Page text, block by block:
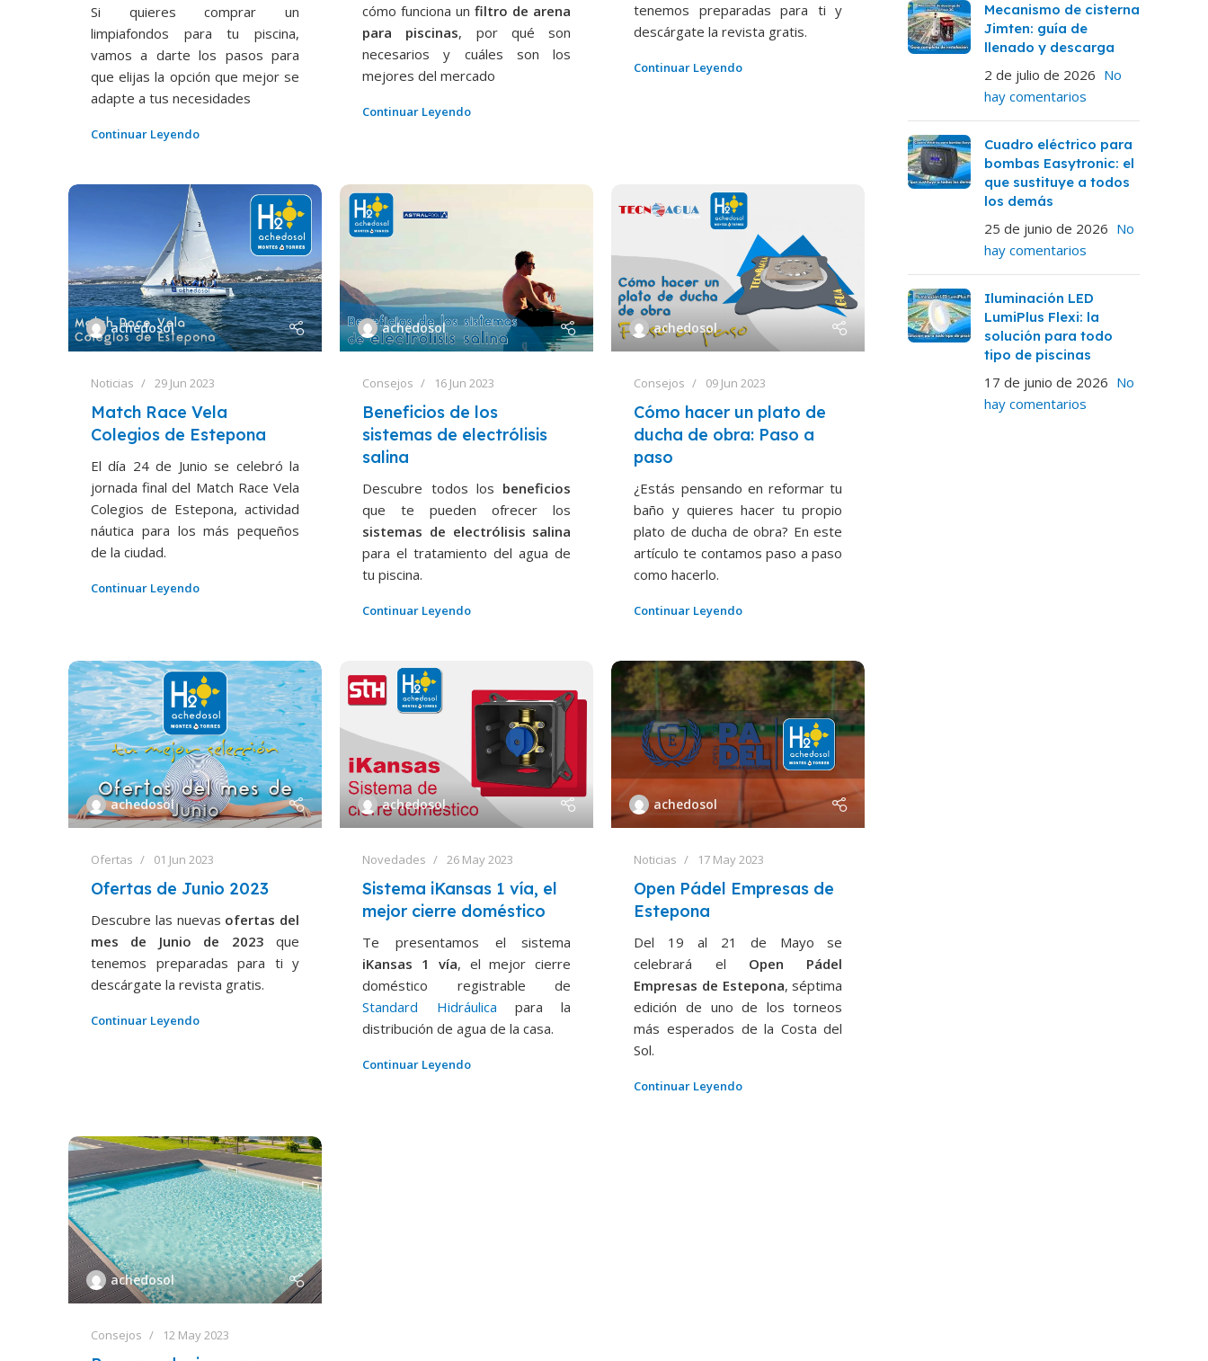
Si quieres comprar un
limpiafondos para tu piscina,
vamos a darte los pasos para
que elijas la opción que mejor se
adapte a tus necesidades
Continuar Leyendo
cómo funciona unfiltro de arena
para piscinas, por qué son
necesarios y cuáles son los
mejores del mercado
Continuar Leyendo
tenemos preparadas para ti y
descárgate la revista gratis.
Continuar Leyendo
achedosol
Noticias 29 Jun 2023
Match Race Vela
Colegios de Estepona
El día 24 de Junio se celebró la
jornada final del Match Race Vela
Colegios de Estepona, actividad
náutica para los más pequeños
de la ciudad.
Continuar Leyendo
achedosol
Consejos 16 Jun 2023
Beneficios de los
sistemas de electrólisis
salina
Descubre todos los beneficios
que te pueden ofrecer los
sistemas de electrólisis salina
para el tratamiento del agua de
tu piscina.
Continuar Leyendo
achedosol
Consejos 09 Jun 2023
Cómo hacer un plato de
ducha de obra: Paso a
paso
¿Estás pensando en reformar tu
baño y quieres hacer tu propio
plato de ducha de obra? En este
artículo te contamos paso a paso
como hacerlo.
Continuar Leyendo
achedosol
Ofertas 01 Jun 2023
Ofertas de Junio 2023
Descubre las nuevas ofertas del
mes de Junio de 2023 que
tenemos preparadas para ti y
descárgate la revista gratis.
Continuar Leyendo
achedosol
Novedades 26 May 2023
Sistema iKansas 1 vía, el
mejor cierre doméstico
Te presentamos el sistema
iKansas 1 vía, el mejor cierre
doméstico registrable de
Standard Hidráulica para la
distribución de agua de la casa.
Continuar Leyendo
achedosol
Noticias 17 May 2023
Open Pádel Empresas de
Estepona
Del 19 al 21 de Mayo se
celebrará el Open Pádel
Empresas de Estepona, séptima
edición de uno de los torneos
más esperados de la Costa del
Sol.
Continuar Leyendo
achedosol
Consejos 12 May 2023
Mecanismo de cisterna
Jimten: guía de
llenado y descarga
2 de julio de 2026 No
hay comentarios
Cuadro eléctrico para
bombas Easytronic: el
que sustituye a todos
los demás
25 de junio de 2026 No
hay comentarios
Iluminación LED
LumiPlus Flexi: la
solución para todo
tipo de piscinas
17 de junio de 2026 No
hay comentarios